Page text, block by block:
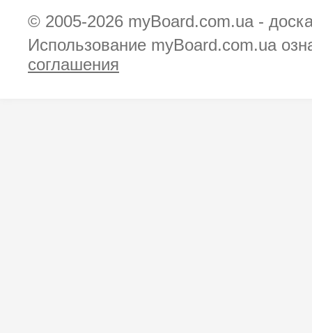
© 2005-2026 myBoard.com.ua -
Использование myBoard.com.ua
соглашения